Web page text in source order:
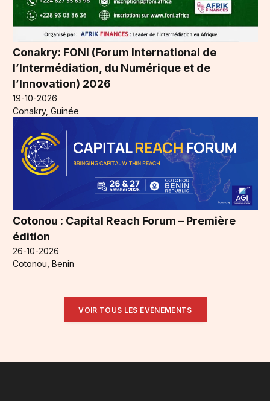
Conakry: FONI (Forum International de
l’Intermédiation, du Numérique et de
l’Innovation) 2026
19-10-2026
Conakry, Guinée
Cotonou : Capital Reach Forum – Première
édition
26-10-2026
Cotonou, Benin
VOIR TOUS LES ÉVÉNEMENTS